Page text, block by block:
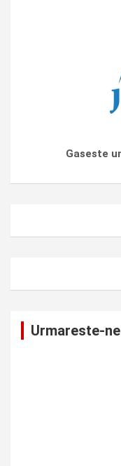
Gaseste
Urmareste-